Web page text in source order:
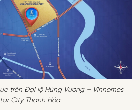
trên Đại lộ Hùng Vương – Vinhomes
City Thanh Hóa